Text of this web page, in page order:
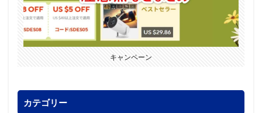
キャンペーン
カテゴリー